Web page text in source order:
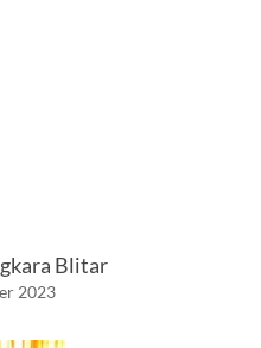
Blitar
2023